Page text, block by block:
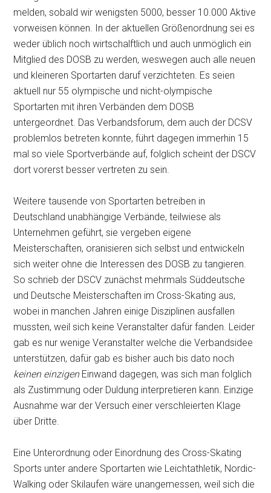
melden, sobald wir wenigsten 5000, besser 10.000 Aktive
vorweisen können. In der aktuellen Größenordnung sei es
weder üblich noch wirtschalftlich und auch unmöglich ein
Mitglied des DOSB zu werden, weswegen auch alle neuen
und kleineren Sportarten daruf verzichteten. Es seien
aktuell nur 55 olympische und nicht-olympische
Sportarten mit ihren Verbänden dem DOSB
untergeordnet. Das Verbandsforum, dem auch der DCSV
problemlos betreten konnte, führt dagegen immerhin 15
mal so viele Sportverbände auf, folglich scheint der DSCV
dort vorerst besser vertreten zu sein.
Weitere tausende von Sportarten betreiben in
Deutschland unabhängige Verbände, teilwiese als
Unternehmen geführt, sie vergeben eigene
Meisterschaften, oranisieren sich selbst und entwickeln
sich weiter ohne die Interessen des DOSB zu tangieren.
So schrieb der DSCV zunächst mehrmals Süddeutsche
und Deutsche Meisterschaften im Cross-Skating aus,
wobei in manchen Jahren einige Disziplinen ausfallen
mussten, weil sich keine Veranstalter dafür fanden. Leider
gab es nur wenige Veranstalter welche die Verbandsidee
unterstützen, dafür gab es bisher auch bis dato noch
keinen einzigenEinwand dagegen, was sich man folglich
als Zustimmung oder Duldung interpretieren kann. Einzige
Ausnahme war der Versuch einer verschleierten Klage
über Dritte.
Eine Unterordnung oder Einordnung des Cross-Skating
Sports unter andere Sportarten wie Leichtathletik, Nordic-
Walking oder Skilaufen wäre unangemessen, weil sich die